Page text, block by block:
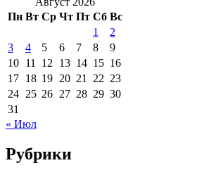
Пн Вт Ср Чт Пт Сб Вс
1
2
3
4 5 6 7 8
9
10 11 12 13 14 15 16
17 18 19 20 21 22 23
24 25 26 27 28 29 30
31
« Июл
Рубрики